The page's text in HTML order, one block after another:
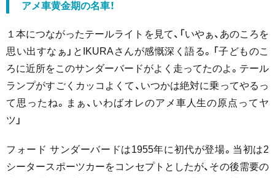
アメ車黄金期の名車！
１本につながったテールライトを見て、「いやぁ、あのころを
思い出すなぁ」とIKURAさんが感慨深く語る。「子どものこ
ろに近所をこのサンダーバードがよく走ってたのよ。テール
ランプがすごくカッコよくて、いつかは絶対に乗ってやるっ
て思ったね。まぁ、いわばオレのアメ車人生の原点ってヤ
ツ」
フォード サンダーバードは1955年に初代が登場。当初は2
シータースポーツカーをコンセプトとしたが、その後需要の